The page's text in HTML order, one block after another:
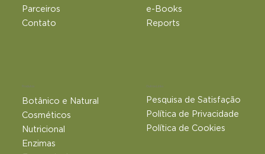
Parceiros
Contato
e-Books
Reports
Produtos
Botânico e Natural​
Cosméticos
Nutricional
Enzimas
Outros Links
Pesquisa de Satisfação
Política de Privacidade
Política de Cookies